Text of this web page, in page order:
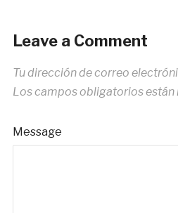
Leave a Comment
Tu dirección de correo
Los campos obligatorios están
Message